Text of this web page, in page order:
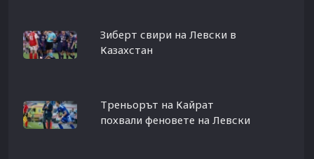
Зиберт свири на Левски в
Казахстан
Треньорът на Кайрат
похвали феновете на Левски